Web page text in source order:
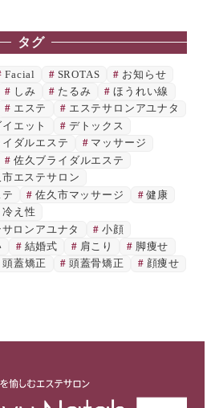
タグ
Facial SROTAS
お知らせ
しみ たるみ
ほうれい線
エステ
エステサロンアユナタ
イエット
デトックス
イダルエステ
マッサージ
佐久ブライダルエステ
エステサロン
佐久市マッサージ
健康
冷え性
ロンアユナタ
小顔
結婚式 肩こり
脚痩せ
頭蓋矯正 頭蓋骨矯正
顔痩せ